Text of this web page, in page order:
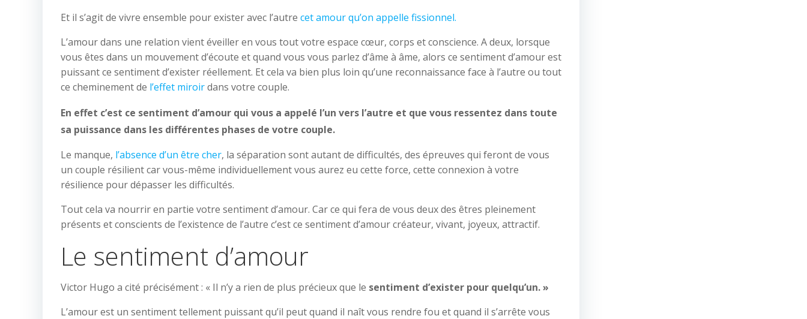
Et il s’agit de vivre ensemble pour exister avec l’autre cet amour qu’on appelle fissionnel.
L’amour dans une relation vient éveiller en vous tout votre espace cœur, corps et conscience. A deux, lorsque
vous êtes dans un mouvement d’écoute et quand vous vous parlez d’âme à âme, alors ce sentiment d’amour est
puissant ce sentiment d’exister réellement. Et cela va bien plus loin qu’une reconnaissance face à l’autre ou tout
ce cheminement de l’effet miroirdans votre couple.
En effet c’est ce sentiment d’amour qui vous a appelé l’un vers l’autre et que vous ressentez dans toute
sa puissance dans les différentes phases de votre couple.
Le manque, l’absence d’un être cher, la séparation sont autant de difficultés, des épreuves qui feront de vous
un couple résilient car vous-même individuellement vous aurez eu cette force, cette connexion à votre
résilience pour dépasser les difficultés.
Tout cela va nourrir en partie votre sentiment d’amour. Car ce qui fera de vous deux des êtres pleinement
présents et conscients de l’existence de l’autre c’est ce sentiment d’amour créateur, vivant, joyeux, attractif.
Le sentiment d’amour
Victor Hugo a cité précisément : « Il n’y a rien de plus précieux que le sentiment d’exister pour quelqu’un. »
L’amour est un sentiment tellement puissant qu’il peut quand il naît vous rendre fou et quand il s’arrête vous